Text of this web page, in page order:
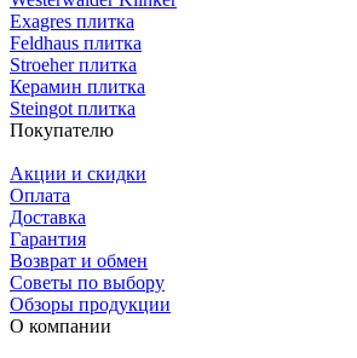
Exagres плитка
Feldhaus плитка
Stroeher плитка
Керамин плитка
Steingot плитка
Покупателю
Акции и скидки
Оплата
Доставка
Гарантия
Возврат и обмен
Советы по выбору
Обзоры продукции
О компании